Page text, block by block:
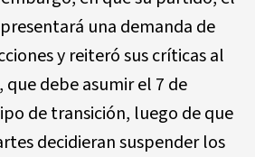
una demanda de
y reiteró sus críticas al
debe asumir el 7 de
de transición, luego de que
decidieran suspender los